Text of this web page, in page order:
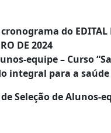
do EDITAL
DE 2024
equipe– Curso
integral para a
Seleção de Alunos-